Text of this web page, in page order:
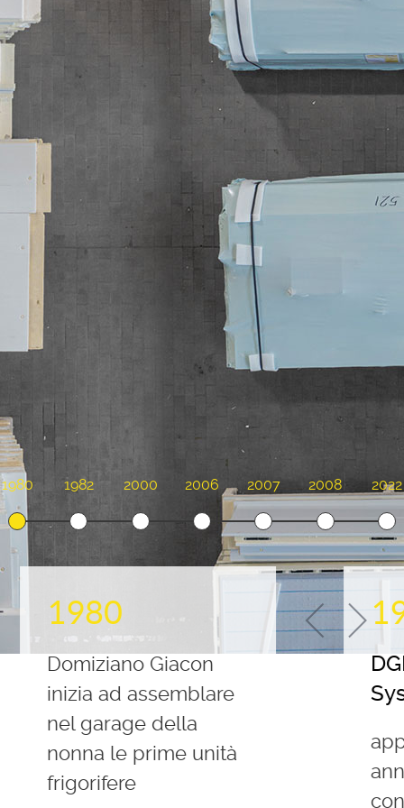
1980 1982 2000 2006 2007 2008 2022
1980
Domiziano Giacon
inizia ad assemblare
nel garage della
nonna le prime unità
frigorifere